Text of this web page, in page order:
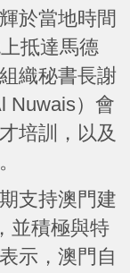
於當地時間
抵達馬德
織秘書長謝
Nuwais）會
培訓，以及
支持澳門建
並積極與特
示，澳門自